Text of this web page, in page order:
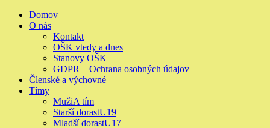
Skip
Primary
Menu
Domov
O nás
Kontakt
OŠK vtedy a dnes
Stanovy OŠK
GDPR – Ochrana osobných údajov
Členské a výchovné
Tímy
MužiA tím
Starší dorastU19
Mladší dorastU17